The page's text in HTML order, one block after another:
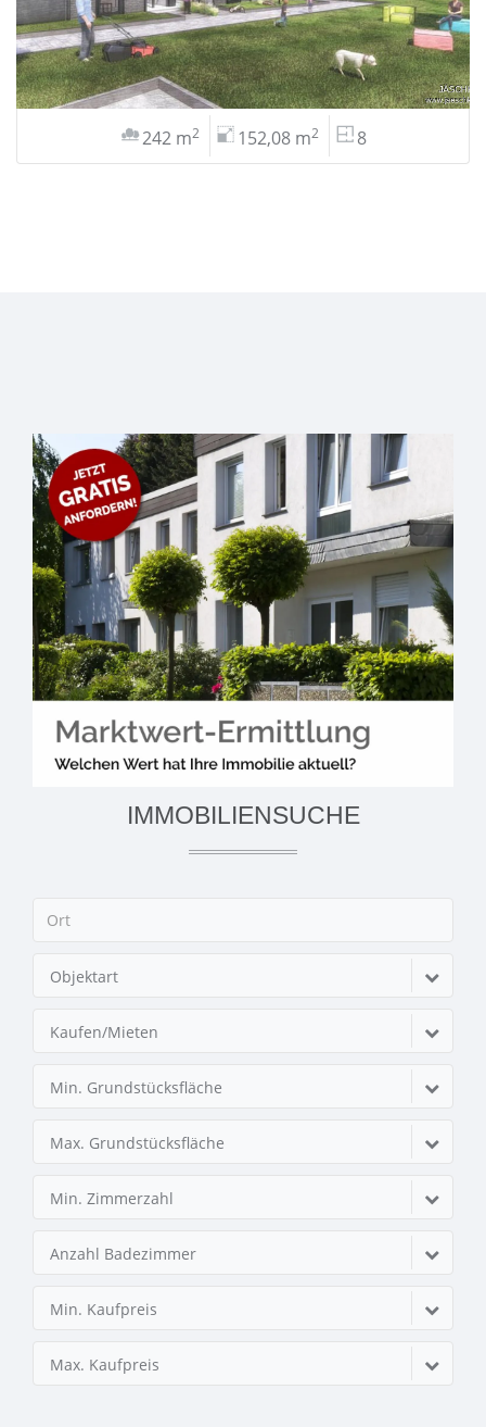
242 m2 152,08 m2 8
IMMOBILIENSUCHE
Objektart
Kaufen/Mieten
Min. Grundstücksfläche
Max. Grundstücksfläche
Min. Zimmerzahl
Anzahl Badezimmer
Min. Kaufpreis
Max. Kaufpreis